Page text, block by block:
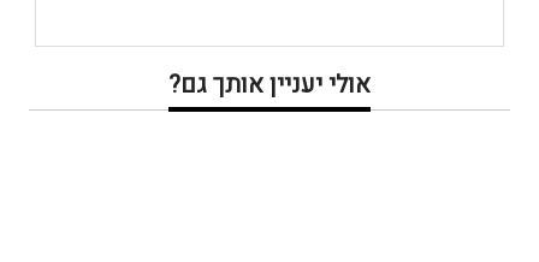
אולי יעניין אותך גם?